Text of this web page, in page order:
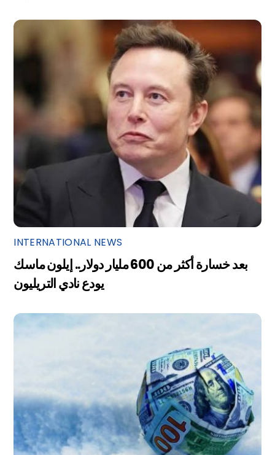
INTERNATIONAL NEWS
بعد خسارة أكثر من 600 مليار دولار.. إيلون ماسك
يودع نادي التريليون